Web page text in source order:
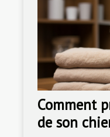
Comment
de son